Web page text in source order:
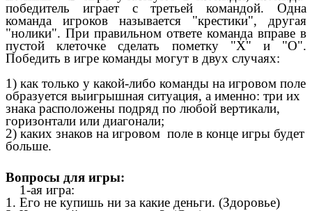
победитель играет с третьей командой. Одна
команда игроков называется "крестики", другая
"нолики". При правильном ответе команда вправе в
пустой клеточке сделать пометку "X" и "О".
Победить в игре команды могут в двух случаях:
1) как только у какой-либо команды на игровом поле
образуется выигрышная ситуация, а именно: три их
знака расположены подряд по любой вертикали,
горизонтали или диагонали;
2) каких знаков на игровом поле в конце игры будет
больше.
Вопросы для игры:
1-ая игра:
1. Его не купишь ни за какие деньги. (Здоровье)